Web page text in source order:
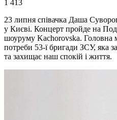
1 413
23 липня співачка Даша
у Києві. Концерт пройде на
шоуруму Kachorovska. Головна
потреби 53-ї бригади ЗСУ, яка
та захищає наш спокій і життя.